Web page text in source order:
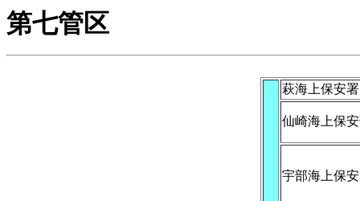
第七管区
萩海上保安署
仙崎海上保
宇部海上保